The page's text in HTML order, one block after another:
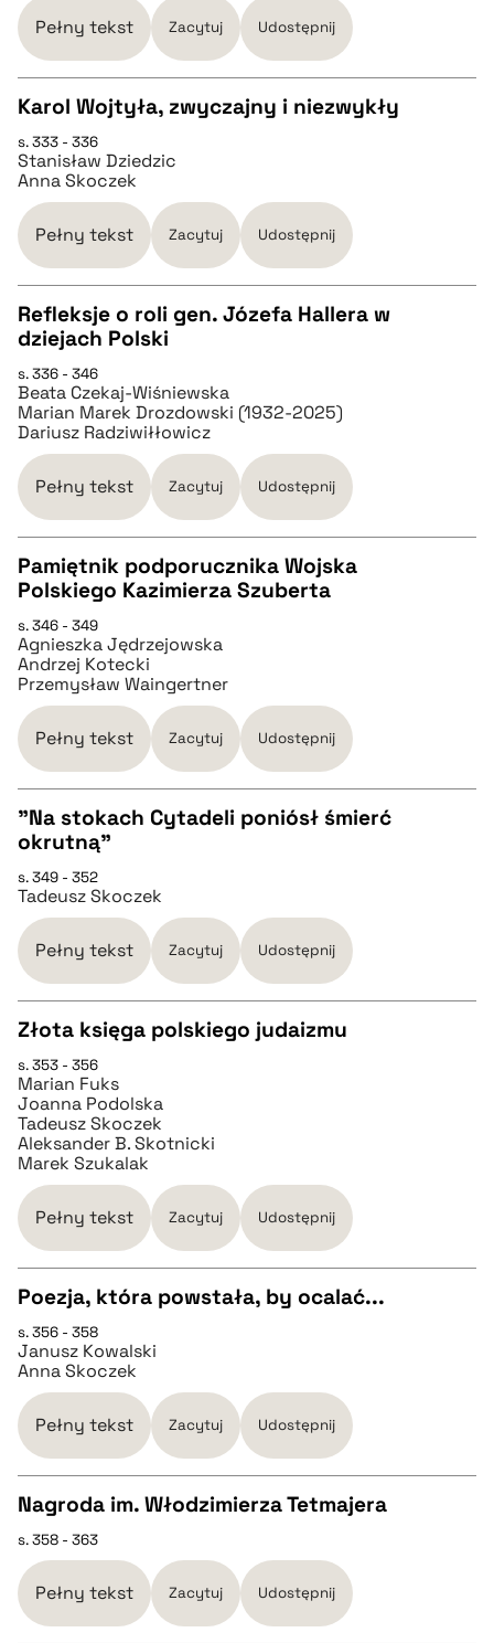
pobierz cytat
BIBTEX
pobierz cytat
Pełny tekst Zacytuj Udostępnij
CZYSTY TEKST
pobierz cytat
BIBTEX
pobierz cytat
Karol Wojtyła, zwyczajny i niezwykły
s. 333 - 336
Stanisław Dziedzic
Anna Skoczek
Pełny tekst Zacytuj Udostępnij
CZYSTY TEKST
pobierz cytat
BIBTEX
Refleksje o roli gen. Józefa Hallera w
dziejach Polski
s. 336 - 346
Beata Czekaj-Wiśniewska
Marian Marek Drozdowski (1932-2025)
Dariusz Radziwiłłowicz
Pełny tekst Zacytuj Udostępnij
CZYSTY TEKST
pobierz cytat
BIBTEX
Pamiętnik podporucznika Wojska
Polskiego Kazimierza Szuberta
s. 346 - 349
Agnieszka Jędrzejowska
Andrzej Kotecki
Przemysław Waingertner
Pełny tekst Zacytuj Udostępnij
CZYSTY TEKST
pobierz cytat
BIBTEX
"Na stokach Cytadeli poniósł śmierć
okrutną"
s. 349 - 352
Tadeusz Skoczek
Pełny tekst Zacytuj Udostępnij
CZYSTY TEKST
pobierz cytat
pobierz cytat
Złota księga polskiego judaizmu
s. 353 - 356
Marian Fuks
Joanna Podolska
Tadeusz Skoczek
Aleksander B. Skotnicki
Marek Szukalak
Pełny tekst Zacytuj Udostępnij
CZYSTY TEKST
pobierz cytat
BIBTEX
pobierz cytat
Poezja, która powstała, by ocalać...
s. 356 - 358
Janusz Kowalski
Anna Skoczek
Pełny tekst Zacytuj Udostępnij
CZYSTY TEKST
pobierz cytat
Nagroda im. Włodzimierza Tetmajera
s. 358 - 363
Pełny tekst Zacytuj Udostępnij